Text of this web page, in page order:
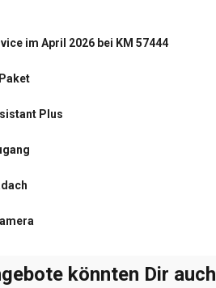
im April 2026 bei KM 57444
Plus
könnten Dir